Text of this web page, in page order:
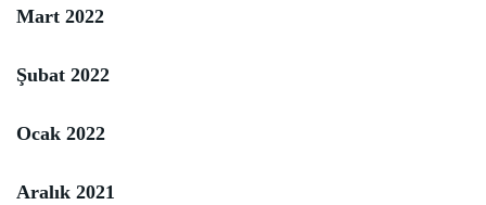
Mart 2022
Şubat 2022
Ocak 2022
Aralık 2021